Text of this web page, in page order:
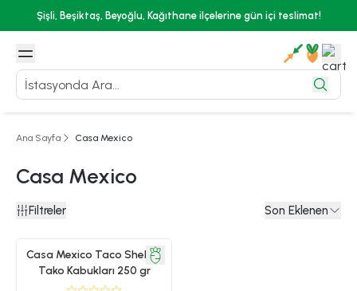
Şişli, Beşiktaş, Beyoğlu, Kağıthane ilçelerine gün içi teslimat!
Ana Sayfa Casa Mexico
Casa Mexico
Filtreler Son Eklenen
Casa Mexico Taco Shells -
Tako Kabukları 250 gr